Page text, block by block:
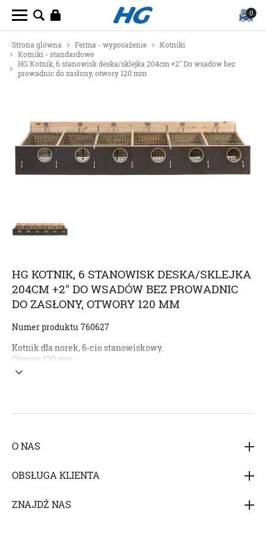
0
Strona glówna Ferma - wyposażenie
Kotniki
Kotniki - standardowe
HG Kotnik, 6 stanowisk deska/sklejka 204cm +2" Do wsadów bez
prowadnic do zasłony, otwory 120 mm
HG KOTNIK, 6 STANOWISK DESKA/SKLEJKA
204CM +2" DO WSADÓW BEZ PROWADNIC
DO ZASŁONY, OTWORY 120 MM
Numer produktu 760627
Kotnik dla norek, 6-cio stanowiskowy.
Otwory 120 mm.
O NAS
największych dostawców produktów i usług dla przemysłu
specjalizuje się w produkcji klatek oraz kotników do hodowli
OBSŁUGA KLIENTA
ZNAJDŹ NAS